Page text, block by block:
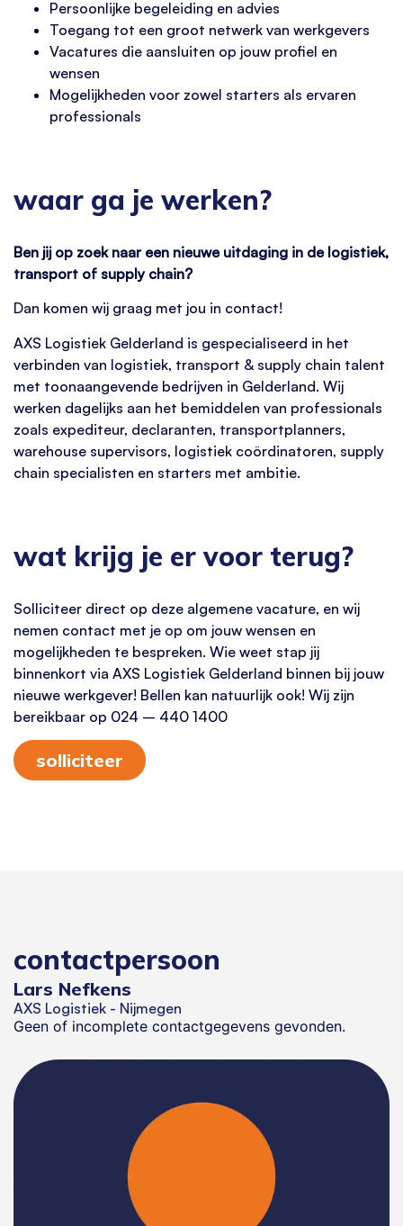
Persoonlijke begeleiding en advies
Toegang tot een groot netwerk van werkgevers
Vacatures die aansluiten op jouw profiel en
wensen
Mogelijkheden voor zowel starters als ervaren
professionals
waar ga je werken?
Ben jij op zoek naar een nieuwe uitdaging in de logistiek,
transport of supply chain?
Dan komen wij graag met jou in contact!
AXS Logistiek Gelderland is gespecialiseerd in het
verbinden van logistiek, transport & supply chain talent
met toonaangevende bedrijven in Gelderland. Wij
werken dagelijks aan het bemiddelen van professionals
zoals expediteur, declaranten, transportplanners,
warehouse supervisors, logistiek coördinatoren, supply
chain specialisten en starters met ambitie.
wat krijg je er voor terug?
Solliciteer direct op deze algemene vacature, en wij
nemen contact met je op om jouw wensen en
mogelijkheden te bespreken. Wie weet stap jij
binnenkort via AXS Logistiek Gelderland binnen bij jouw
nieuwe werkgever! Bellen kan natuurlijk ook! Wij zijn
bereikbaar op 024 – 440 1400
solliciteer
contactpersoon
Lars Nefkens
AXS Logistiek - Nijmegen
Geen of incomplete contactgegevens gevonden.